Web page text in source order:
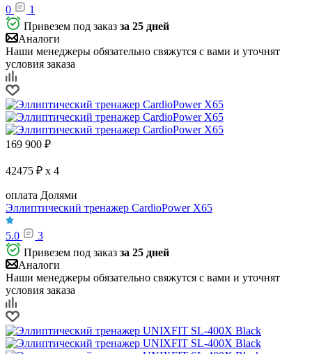
0
1
Привезем под заказ за 25 дней
Аналоги
Наши менеджеры обязательно свяжутся с вами и уточнят
условия заказа
169 900 ₽
42475 ₽ x 4
оплата Долями
Эллиптический тренажер CardioPower X65
5.0
3
Привезем под заказ за 25 дней
Аналоги
Наши менеджеры обязательно свяжутся с вами и уточнят
условия заказа